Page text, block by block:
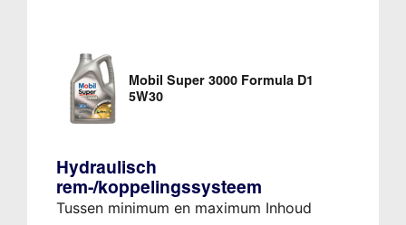
Mobil Super 3000 Formula D1
5W30
Hydraulisch
rem-/koppelingssysteem
Tussen minimum en maximum Inhoud